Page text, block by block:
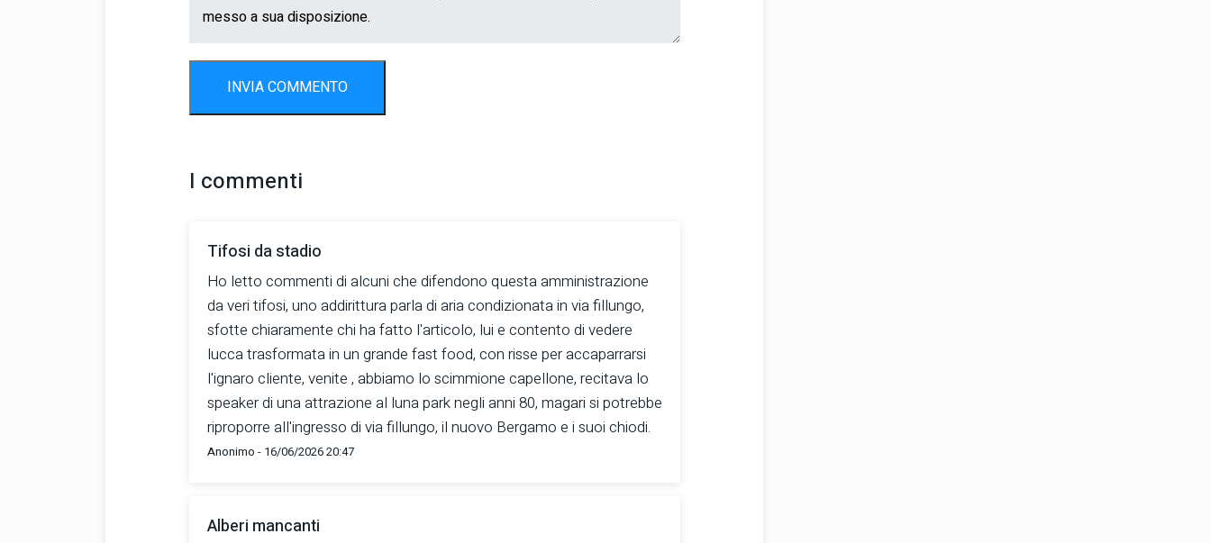
INVIA COMMENTO
I commenti
Tifosi da stadio
Ho letto commenti di alcuni che difendono questa amministrazione
da veri tifosi, uno addirittura parla di aria condizionata in via fillungo,
sfotte chiaramente chi ha fatto l'articolo, lui e contento di vedere
lucca trasformata in un grande fast food, con risse per accaparrarsi
l'ignaro cliente, venite , abbiamo lo scimmione capellone, recitava lo
speaker di una attrazione al luna park negli anni 80, magari si potrebbe
riproporre all'ingresso di via fillungo, il nuovo Bergamo e i suoi chiodi.
Anonimo - 16/06/2026 20:47
Alberi mancanti